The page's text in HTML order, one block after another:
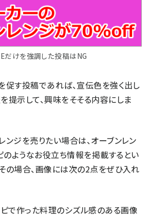
だけを強調した投稿はNG
促す投稿であれば、宣伝色を強く出し
提示して、興味をそそる内容にしま
ンジを売りたい場合は、オーブンレン
のようなお役立ち情報を掲載するとい
の場合、画像には次の2点をぜひ入れ
で作った料理のシズル感のある画像